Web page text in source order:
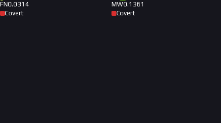
FN0.0314
Covert
MW0.1361
Covert